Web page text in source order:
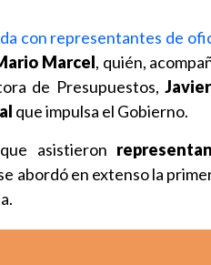
con representantes de
Marcel, quién,
de Presupuestos,
que impulsa el Gobierno.
asistieron
abordó en extenso la